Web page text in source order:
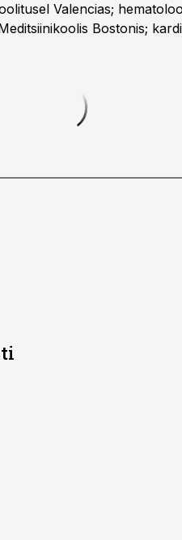
Valencias;
Bostonis;